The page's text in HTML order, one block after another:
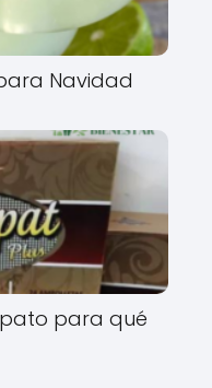
Navidad
para qué